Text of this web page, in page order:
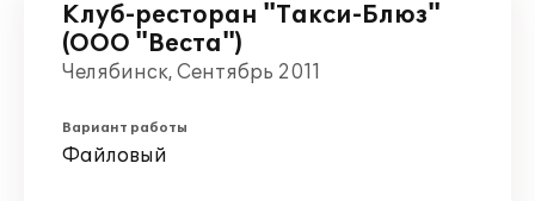
Клуб-ресторан "Такси-Блюз"
(ООО "Веста")
Челябинск, Сентябрь 2011
Вариант работы
Файловый